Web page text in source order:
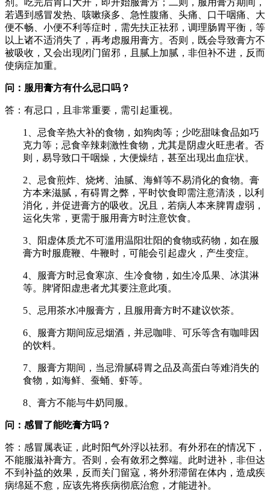
若遇到感冒发热、咳嗽痰多、急性腹痛、头痛、口干咽痛、大
便不畅、小便不利等症时，需先扶正祛邪，调理肠胃平衡，等
以上诸不适消失了，再考虑服用膏方。否则，既会导致膏方不
被吸收，又会出现闭门留邪，且腻上加腻，非但补不进，反而
使病症加重。
问：服用膏方有什么忌口吗？
答：有忌口，且非常重要，需引起重视。
1、忌食辛热大补的食物，如狗肉等；少吃甜味食品如巧
克力等；忌食辛辣刺激性食物，尤其是阴虚火旺患者。否
则，易导致口干咽燥，大便燥结，甚至出现出血症状。
2、忌食煎炸、烧烤、油腻、海鲜等不易消化的食物。膏
方本来滋腻，有碍胃之弊，平时饮食即需注意清淡，以利
消化，并促进膏方的吸收。况且，若病人本来脾胃虚弱，
运化失常，更需于服用膏方时注意饮食。
3、阳虚体质尤不可滥用温阳壮阳的食物或药物，如在服
膏方时服鹿鞭、牛鞭时，可能会引起虚火，产生变症。
4、服膏方时忌食寒凉、生冷食物，如生冷瓜果、冰淇淋
等。脾肾阳虚患者尤其要注意此项。
5、忌用茶水冲服膏方，且服用膏方时不建议饮茶。
6、服膏方期间应忌烟酒，并忌咖啡、可乐等含有咖啡因
的饮料。
7、服膏方期间，当忌滑腻碍胃之品及高蛋白等难消失的
食物，如海鲜、蚕蛹、虾等。
8、膏方不能与牛奶同服。
问：感冒了能吃膏方吗？
答：感冒属表证，此时阳气外浮以祛邪。有外邪在的情况下，
不能服滋补膏方。否则，会有敛邪之弊端。此时进补，非但达
不到补益的效果，反而关门留寇，将外邪滞留在体内，造成疾
病绵延不愈，应该先将疾病彻底治愈，才能进补。